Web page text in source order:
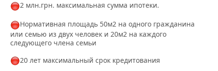
2 млн.грн. максимальная сумма ипотеки.
Нормативная площадь 50м2 на одного гражданина
или семью из двух человек и 20м2 на каждого
следующего члена семьи
20 лет максимальный срок кредитования